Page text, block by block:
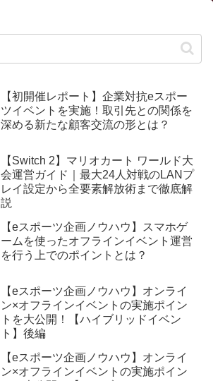
【初開催レポート】企業対抗eスポー
ツイベントを実施！取引先との関係を
深める新たな顧客交流の形とは？
【Switch 2】マリオカート ワールド大
会運営ガイド｜最大24人対戦のLANプ
レイ設定から全要素解放術まで徹底解
説
【eスポーツ企画ノウハウ】スマホゲ
ームを使ったオフラインイベント運営
を行う上でのポイントとは？
【eスポーツ企画ノウハウ】オンライ
ン×オフラインイベントの実施ポイン
トを大公開！【ハイブリッドイベン
ト】後編
【eスポーツ企画ノウハウ】オンライ
ン×オフラインイベントの実施ポイン